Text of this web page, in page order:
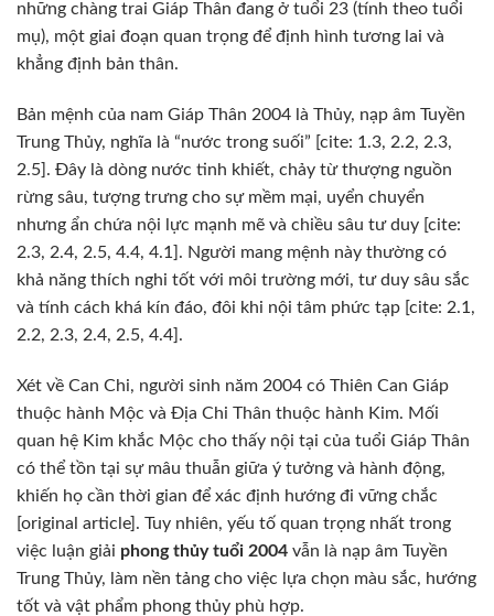
những chàng trai Giáp Thân đang ở tuổi 23 (tính theo tuổi
mụ), một giai đoạn quan trọng để định hình tương lai và
khẳng định bản thân.
Bản mệnh của nam Giáp Thân 2004 là Thủy, nạp âm Tuyền
Trung Thủy, nghĩa là “nước trong suối” [cite: 1.3, 2.2, 2.3,
2.5]. Đây là dòng nước tinh khiết, chảy từ thượng nguồn
rừng sâu, tượng trưng cho sự mềm mại, uyển chuyển
nhưng ẩn chứa nội lực mạnh mẽ và chiều sâu tư duy [cite:
2.3, 2.4, 2.5, 4.4, 4.1]. Người mang mệnh này thường có
khả năng thích nghi tốt với môi trường mới, tư duy sâu sắc
và tính cách khá kín đáo, đôi khi nội tâm phức tạp [cite: 2.1,
2.2, 2.3, 2.4, 2.5, 4.4].
Xét về Can Chi, người sinh năm 2004 có Thiên Can Giáp
thuộc hành Mộc và Địa Chi Thân thuộc hành Kim. Mối
quan hệ Kim khắc Mộc cho thấy nội tại của tuổi Giáp Thân
có thể tồn tại sự mâu thuẫn giữa ý tưởng và hành động,
khiến họ cần thời gian để xác định hướng đi vững chắc
[original article]. Tuy nhiên, yếu tố quan trọng nhất trong
việc luận giải phong thủy tuổi 2004 vẫn là nạp âm Tuyền
Trung Thủy, làm nền tảng cho việc lựa chọn màu sắc, hướng
tốt và vật phẩm phong thủy phù hợp.